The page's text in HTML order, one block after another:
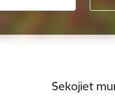
Sekojiet